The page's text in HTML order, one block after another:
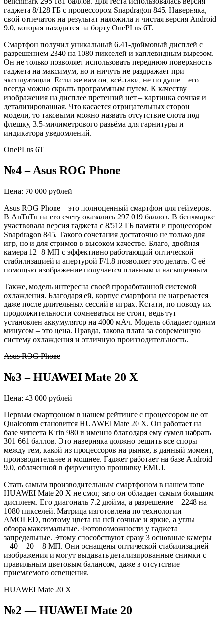
гаджета 8/128 ГБ с процессором Snapdragon 845. Наверняка,
свой отпечаток на результат наложила и чистая версия Android
9.0, которая находится на борту OnePLus 6T.
Смартфон получил уникальный 6.41-дюймовый дисплей с
разрешением 2340 на 1080 пикселей и каплевидным вырезом.
Он не только позволяет использовать переднюю поверхность
гаджета на максимум, но и ничуть не раздражает при
эксплуатации. Если же вам он, всё-таки, не по душе – его
всегда можно скрыть программным путем. К качеству
изображения на дисплее претензий нет – картинка сочная и
детализированная. Что касается отрицательных сторон
модели, то таковыми можно назвать отсутствие слота под
флешку, 3.5-милиметрового разъёма для гарнитуры и
индикатора уведомлений.
OnePLus 6T
№4 – Asus ROG Phone
Цена: 70 000 рублей
Asus ROG Phone – это полноценный смартфон для геймеров.
В AnTuTu на его счету оказались 297 019 баллов. В бенчмарке
участвовала версия гаджета с 8/512 ГБ памяти и процессором
Snapdragon 845. Такого сочетания достаточно не только для
игр, но и для стримов в высоком качестве. Благо, двойная
камера 12+8 МП с эффективно работающий оптической
стабилизацией и апертурой F/1.8 позволяет это делать. С её
помощью изображение получается плавным и насыщенным.
Также, модель интересна своей проработанной системой
охлаждения. Благодаря ей, корпус смартфона не нагревается
даже после длительных сессий в играх. Кстати, по поводу их
продолжительности сомневаться не стоит, ведь тут
установлен аккумулятор на 4000 мАч. Модель обладает одним
минусом – это цена. Правда, такова плата за современную
систему охлаждения и отличную производительность.
Asus ROG Phone
№3 – HUAWEI Mate 20 X
Цена: 43 000 рублей
Первым смартфоном в нашем рейтинге с процессором не от
Qualcomm становится HUAWEI Mate 20 X. Он работает на
базе чипсета Kirin 980 и именно благодаря ему сумел набрать
301 661 баллов. Это наверняка должно решить все споры
между тем, какой из процессоров на рынке, в данный момент,
производительнее и мощнее. Гаджет работает на базе Android
9.0, облаченной в фирменную прошивку EMUI.
Стать самым производительным смартфоном в нашем топе
HUAWEI Mate 20 X не смог, зато он обладает самым большим
дисплеем. Его диагональ 7.2 дюйма, а разрешение – 2248 на
1080 пикселей. Матрица изготовлена по технологии
AMOLED, поэтому цвета на ней сочные и яркие, а углы
обзора максимальные. Фотовозможности у гаджета
запредельные. Этому способствуют сразу 3 основные камеры
– 40 + 20 + 8 МП. Они оснащены оптической стабилизацией
изображения и могут выдавать детализированные снимки с
правильным цветовым балансом, даже в отсутствие
приемлемого освещения.
HUAWEI Mate 20 X
№2 — HUAWEI Mate 20